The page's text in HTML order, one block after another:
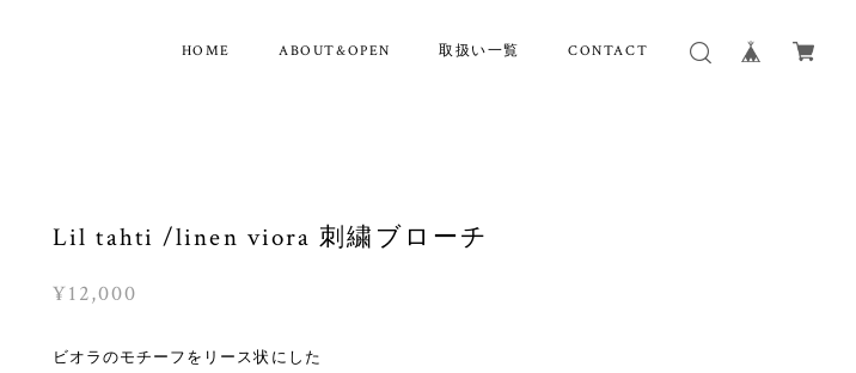
HOME ABOUT&OPEN 取扱い一覧 CONTACT
Lil tahti /linen viora 刺繍ブローチ
¥12,000
ビオラのモチーフをリース状にした